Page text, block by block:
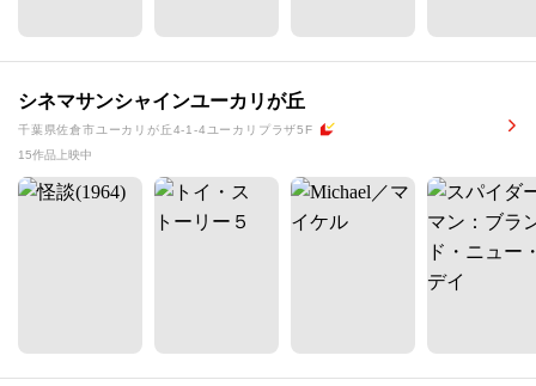
シネマサンシャインユーカリが丘
千葉県佐倉市ユーカリが丘4-1-4ユーカリプラザ5F
15作品上映中